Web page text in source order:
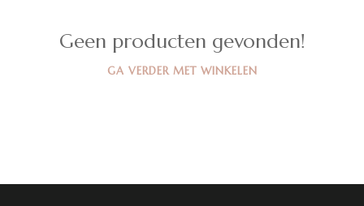
Geen producten gevonden!
GA VERDER MET WINKELEN